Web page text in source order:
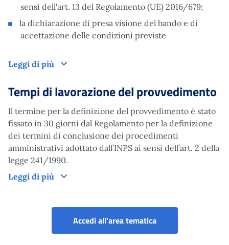
sensi dell'art. 13 del Regolamento (UE) 2016/679;
la dichiarazione di presa visione del bando e di
accettazione delle condizioni previste
Leggi di più Come funziona
Tempi di lavorazione del provvedimento
Il termine per la definizione del provvedimento è stato
fissato in 30 giorni dal Regolamento per la definizione
dei termini di conclusione dei procedimenti
amministrativi adottato dall’INPS ai sensi dell’art. 2 della
legge 241/1990.
Leggi di più
Tempi di lavorazione del provvedimento
Accedi all'area tematicaPortale welfare in